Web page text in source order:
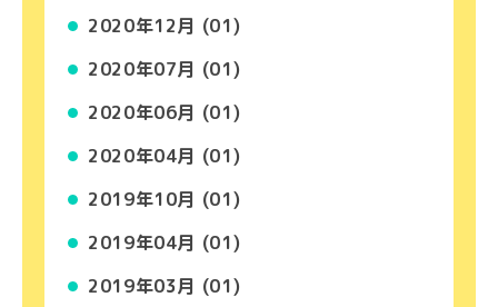
2020年12月 (01)
2020年07月 (01)
2020年06月 (01)
2020年04月 (01)
2019年10月 (01)
2019年04月 (01)
2019年03月 (01)